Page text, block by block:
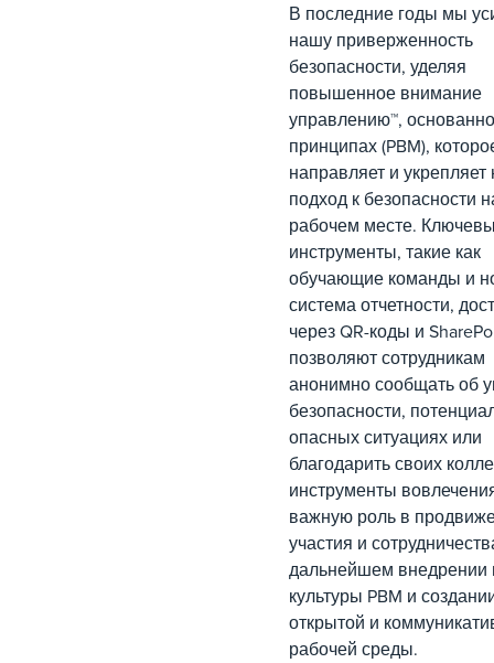
В последние годы мы
нашу приверженность
безопасности, уделяя
повышенное внимание
управлению™,
принципах (PBM),
направляет и
подход к безопасности
рабочем месте.
инструменты, такие как
обучающие команды и
система отчетности,
через QR-коды и
позволяют сотрудникам
анонимно сообщать об
безопасности,
опасных ситуациях или
благодарить своих
инструменты
важную роль в
участия и
дальнейшем
культуры PBM и
открытой и
рабочей среды.